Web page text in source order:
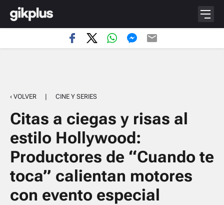
‹ VOLVER | CINE Y SERIES
Citas a ciegas y risas al
estilo Hollywood:
Productores de “Cuando te
toca” calientan motores
con evento especial